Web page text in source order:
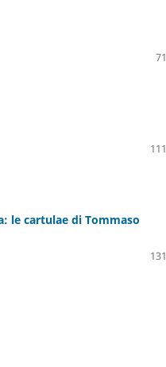
le cartulae di Tommaso